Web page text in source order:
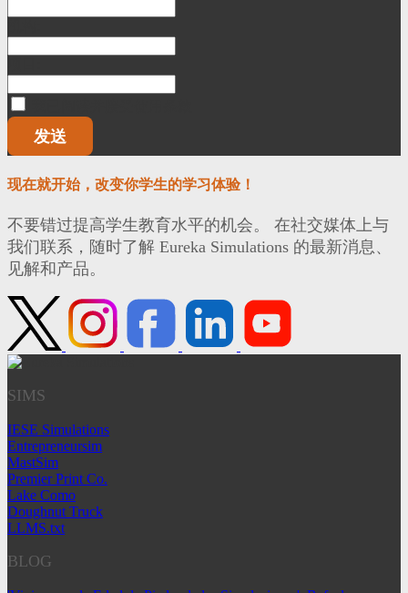
发送
现在就开始，改变你学生的学习体验！
不要错过提高学生教育水平的机会。 在社交媒体上与
我们联系，随时了解 Eureka Simulations 的最新消息、
见解和产品。
SIMS
IESE Simulations
Entrepreneursim
MastSim
Premier Print Co.
Lake Como
Doughnut Truck
LLMS.txt
BLOG